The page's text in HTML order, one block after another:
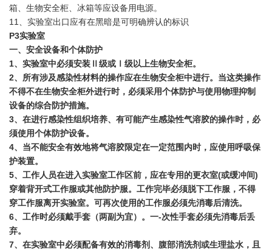
箱、生物安全柜、冰箱等应设备用电源。
11、实验室出口应有在黑暗是可明确辨认的标识
P3实验室
一、安全设备和个体防护
1、实验室中必须安装Ⅱ级或Ⅰ级以上生物安全柜。
2、所有涉及感染性材料的操作应在生物安全柜中进行。当这类操作
不得不在生物安全柜外进行时，必须采用个体防护与使用物理抑制
设备的综合防护措施。
3、在进行感染性组织培养、有可能产生感染性气溶胶的操作时，必
须使用个体防护设备。
4、当不能安全有效地将气溶胶限定在一定范围内时，应使用呼吸保
护装置。
5、工作人员在进入实验室工作区前，应在专用的更衣室(或缓冲间)
穿着背开式工作服或其他防护服。工作完毕必须脱下工作服，不得
穿工作服离开实验室。可再次使用的工作服必须先消毒后清洗。
6、工作时必须戴手套（两副为宜）。一-次性手套必须先消毒后丢
弃。
7、在实验室中必须配备有效的消毒剂、腹部消洗剂或生理盐水，且